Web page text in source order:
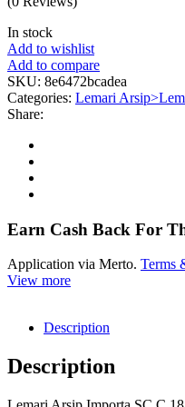
In stock
Add to wishlist
Add to compare
SKU: 8e6472bcadea
Categories: Lemari
Share:
Earn Cash Back For
Application via Merto. Terms
View more
Description
Description